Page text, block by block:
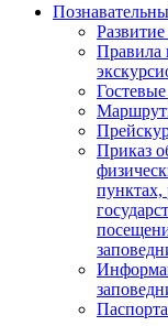
Правила
Приказ